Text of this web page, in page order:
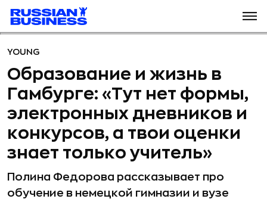
YOUNG
Образование и жизнь в
Гамбурге: «Тут нет формы,
электронных дневников и
конкурсов, а твои оценки
знает только учитель»
Полина Федорова рассказывает про
обучение в немецкой гимназии и вузе